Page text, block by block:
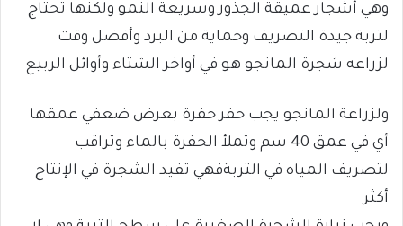
وهي أشجار عميقة الجذور وسريعة النمو ولكنها تحتاج
لتربة جيدة التصريف وحماية من البرد وأفضل وقت
لزراعه شجرة المانجو هو في أواخر الشتاء وأوائل الربيع
ولزراعة المانجو يجب حفر حفرة بعرض ضعفي عمقها
أي في عمق 40 سم وتملأ الحفرة بالماء وتراقب
لتصريف المياه في التربةفهي تفيد الشجرة في الإنتاج
أكثر